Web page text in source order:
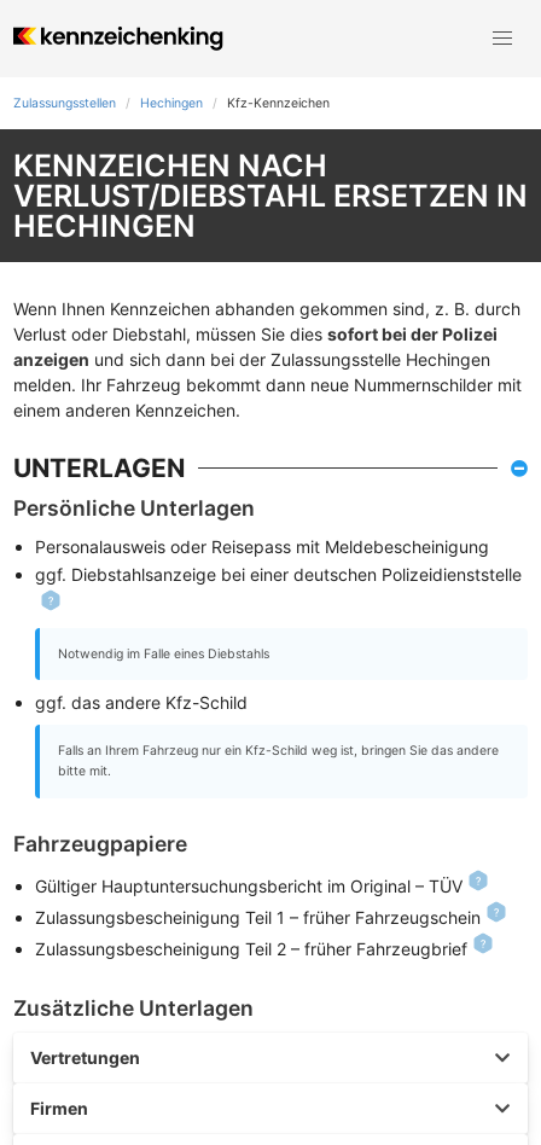
Zulassungsstellen Hechingen Kfz-Kennzeichen
KENNZEICHEN NACH
VERLUST/DIEBSTAHL ERSETZEN IN
HECHINGEN
Wenn Ihnen Kennzeichen abhanden gekommen sind, z. B. durch
Verlust oder Diebstahl, müssen Sie dies sofort bei der Polizei
anzeigen und sich dann bei der Zulassungsstelle Hechingen
melden. Ihr Fahrzeug bekommt dann neue Nummernschilder mit
einem anderen Kennzeichen.
UNTERLAGEN
Persönliche Unterlagen
Personalausweis oder Reisepass mit Meldebescheinigung
ggf. Diebstahlsanzeige bei einer deutschen Polizeidienststelle
Notwendig im Falle eines Diebstahls
ggf. das andere Kfz-Schild
Falls an Ihrem Fahrzeug nur ein Kfz-Schild weg ist, bringen Sie das andere
bitte mit.
Fahrzeugpapiere
Gültiger Hauptuntersuchungsbericht im Original – TÜV
Zulassungsbescheinigung Teil 1 – früher Fahrzeugschein
Zulassungsbescheinigung Teil 2 – früher Fahrzeugbrief
Zusätzliche Unterlagen
Vertretungen
Firmen